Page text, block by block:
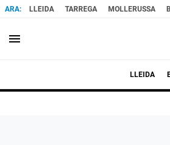
LLEIDA TARREGA MOLLERUSSA
menu
LLEIDA